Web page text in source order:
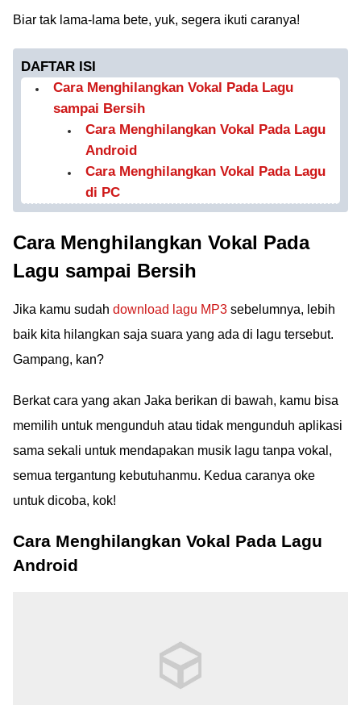
Biar tak lama-lama bete, yuk, segera ikuti caranya!
DAFTAR ISI
Cara Menghilangkan Vokal Pada Lagu
sampai Bersih
Cara Menghilangkan Vokal Pada Lagu
Android
Cara Menghilangkan Vokal Pada Lagu
di PC
Cara Menghilangkan Vokal Pada
Lagu sampai Bersih
Jika kamu sudah download lagu MP3 sebelumnya, lebih
baik kita hilangkan saja suara yang ada di lagu tersebut.
Gampang, kan?
Berkat cara yang akan Jaka berikan di bawah, kamu bisa
memilih untuk mengunduh atau tidak mengunduh aplikasi
sama sekali untuk mendapakan musik lagu tanpa vokal,
semua tergantung kebutuhanmu. Kedua caranya oke
untuk dicoba, kok!
Cara Menghilangkan Vokal Pada Lagu
Android